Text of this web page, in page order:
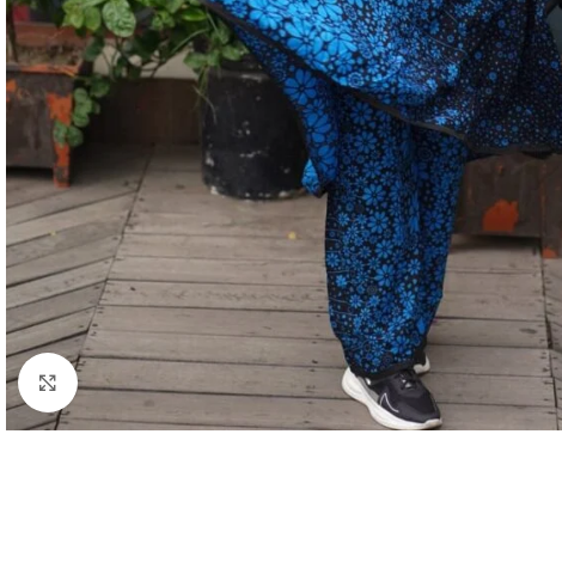
Click to enlarge